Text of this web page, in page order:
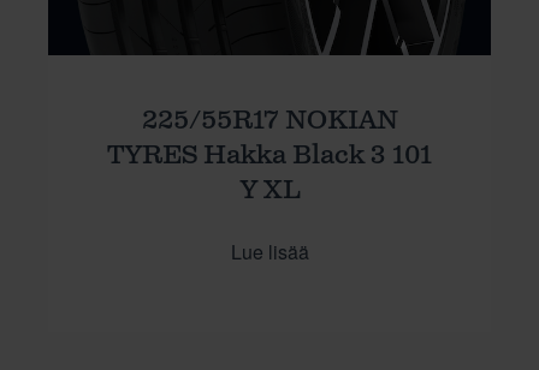
225/55R17 NOKIAN
TYRES Hakka Black 3 101
Y XL
Lue lisää